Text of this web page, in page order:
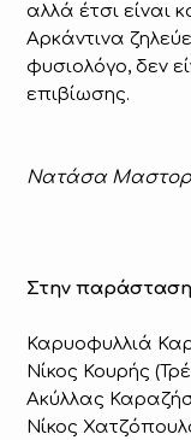
αλλά έτσι είναι
Αρκάντινα
φυσιολόγο, δεν
επιβίωσης.
Νατάσα
Στην παράσταση
Καρυοφυλλιά
Νίκος Κουρής
Ακύλλας
Νίκος